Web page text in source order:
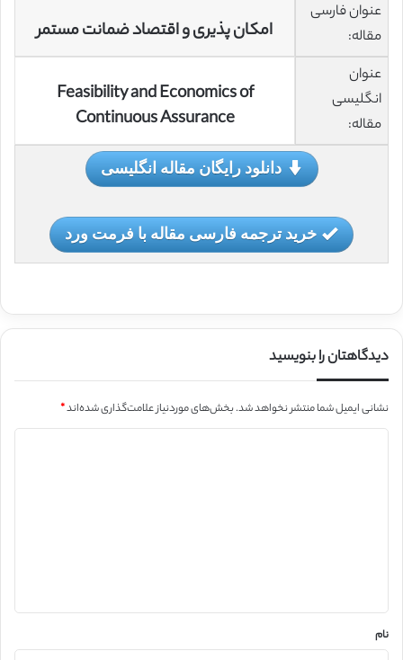
عنوان فارسی
مقاله:
امکان پذیری و اقتصاد ضمانت مستمر
عنوان
انگلیسی
مقاله:
Feasibility and Economics of
Continuous Assurance
دانلود رایگان مقاله انگلیسی
خرید ترجمه فارسی مقاله با فرمت ورد
دیدگاهتان را بنویسید
نشانی ایمیل شما منتشر نخواهد شد.بخش‌های موردنیاز علامت‌گذاری شده‌اند*
نام